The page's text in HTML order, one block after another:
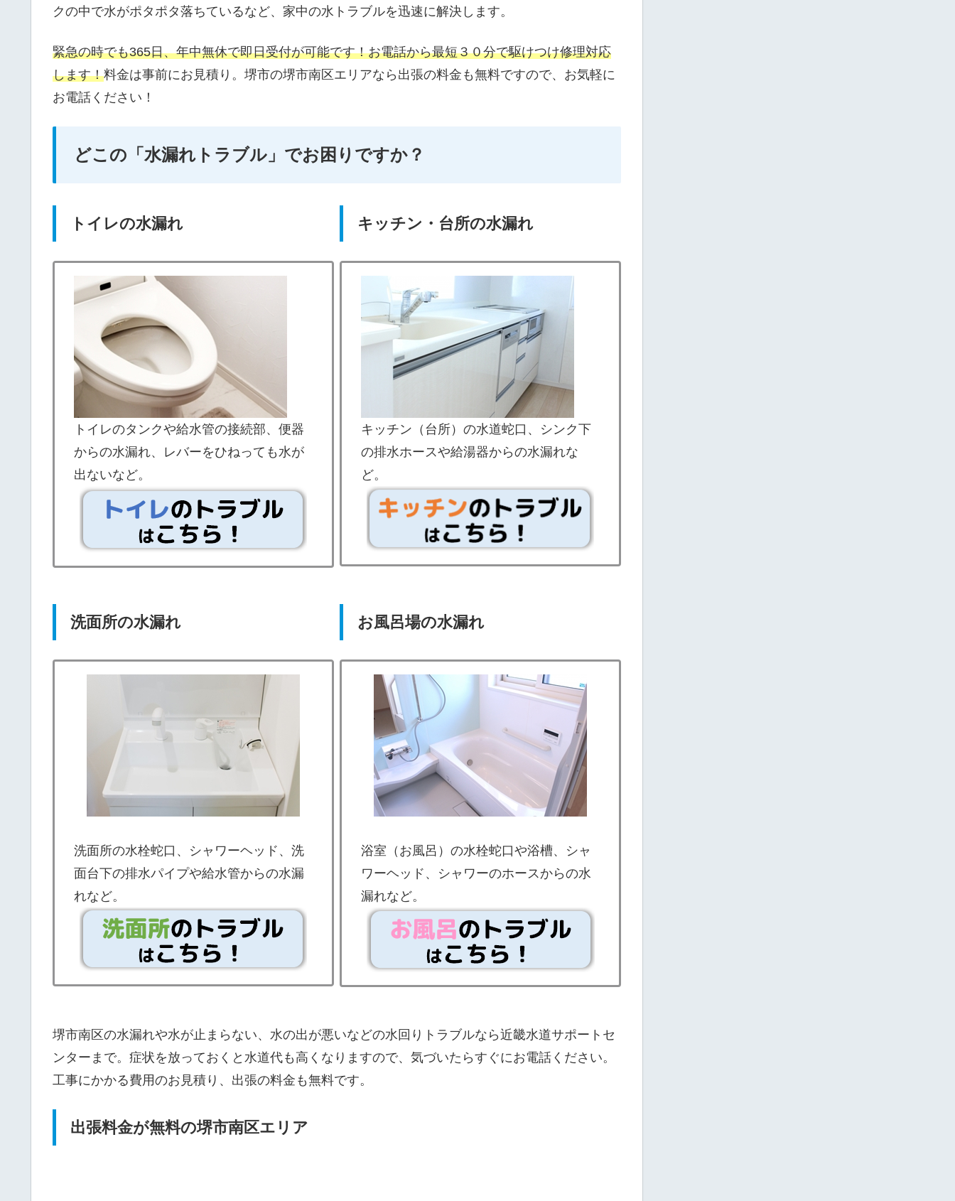
クの中で水がポタポタ落ちているなど、家中の水トラブルを迅速に解決します。
緊急の時でも365日、年中無休で即日受付が可能です！お電話から最短３０分で駆けつけ修理対応
します！料金は事前にお見積り。堺市の堺市南区エリアなら出張の料金も無料ですので、お気軽に
お電話ください！
どこの「水漏れトラブル」でお困りですか？
トイレの水漏れ
トイレのタンクや給水管の接続部、便器
からの水漏れ、レバーをひねっても水が
出ないなど。
キッチン・台所の水漏れ
キッチン（台所）の水道蛇口、シンク下
の排水ホースや給湯器からの水漏れな
ど。
洗面所の水漏れ
洗面所の水栓蛇口、シャワーヘッド、洗
面台下の排水パイプや給水管からの水漏
れなど。
お風呂場の水漏れ
浴室（お風呂）の水栓蛇口や浴槽、シャ
ワーヘッド、シャワーのホースからの水
漏れなど。
堺市南区の水漏れや水が止まらない、水の出が悪いなどの水回りトラブルなら近畿水道サポートセ
ンターまで。症状を放っておくと水道代も高くなりますので、気づいたらすぐにお電話ください。
工事にかかる費用のお見積り、出張の料金も無料です。
出張料金が無料の堺市南区エリア